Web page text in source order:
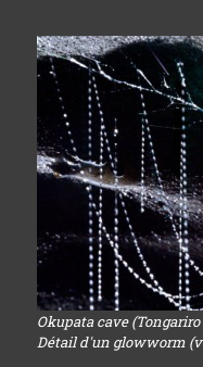
Okupata cave
Détail d'un glowworm